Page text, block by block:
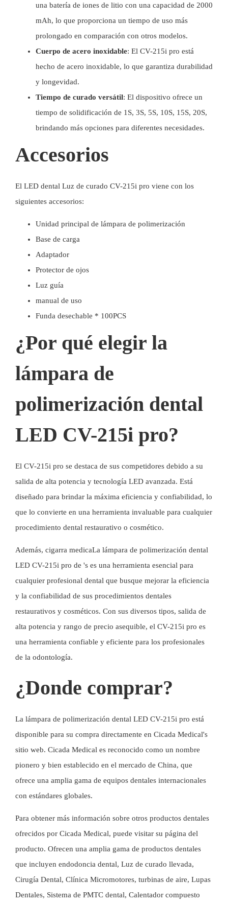
una batería de iones de litio con una capacidad de 2000
mAh, lo que proporciona un tiempo de uso más
prolongado en comparación con otros modelos.
Cuerpo de acero inoxidable: El CV-215i pro está
hecho de acero inoxidable, lo que garantiza durabilidad
y longevidad.
Tiempo de curado versátil: El dispositivo ofrece un
tiempo de solidificación de 1S, 3S, 5S, 10S, 15S, 20S,
brindando más opciones para diferentes necesidades.
Accesorios
El LED dental Luz de curado CV-215i pro viene con los
siguientes accesorios:
Unidad principal de lámpara de polimerización
Base de carga
Adaptador
Protector de ojos
Luz guía
manual de uso
Funda desechable * 100PCS
¿Por qué elegir la
lámpara de
polimerización dental
LED CV-215i pro?
El CV-215i pro se destaca de sus competidores debido a su
salida de alta potencia y tecnología LED avanzada. Está
diseñado para brindar la máxima eficiencia y confiabilidad, lo
que lo convierte en una herramienta invaluable para cualquier
procedimiento dental restaurativo o cosmético.
Además, cigarra medicaLa lámpara de polimerización dental
LED CV-215i pro de 's es una herramienta esencial para
cualquier profesional dental que busque mejorar la eficiencia
y la confiabilidad de sus procedimientos dentales
restaurativos y cosméticos. Con sus diversos tipos, salida de
alta potencia y rango de precio asequible, el CV-215i pro es
una herramienta confiable y eficiente para los profesionales
de la odontología.
¿Donde comprar?
La lámpara de polimerización dental LED CV-215i pro está
disponible para su compra directamente en Cicada Medical's
sitio web. Cicada Medical es reconocido como un nombre
pionero y bien establecido en el mercado de China, que
ofrece una amplia gama de equipos dentales internacionales
con estándares globales.
Para obtener más información sobre otros productos dentales
ofrecidos por Cicada Medical, puede visitar su página del
producto. Ofrecen una amplia gama de productos dentales
que incluyen endodoncia dental, Luz de curado llevada,
Cirugía Dental, Clínica Micromotores, turbinas de aire, Lupas
Dentales, Sistema de PMTC dental, Calentador compuesto